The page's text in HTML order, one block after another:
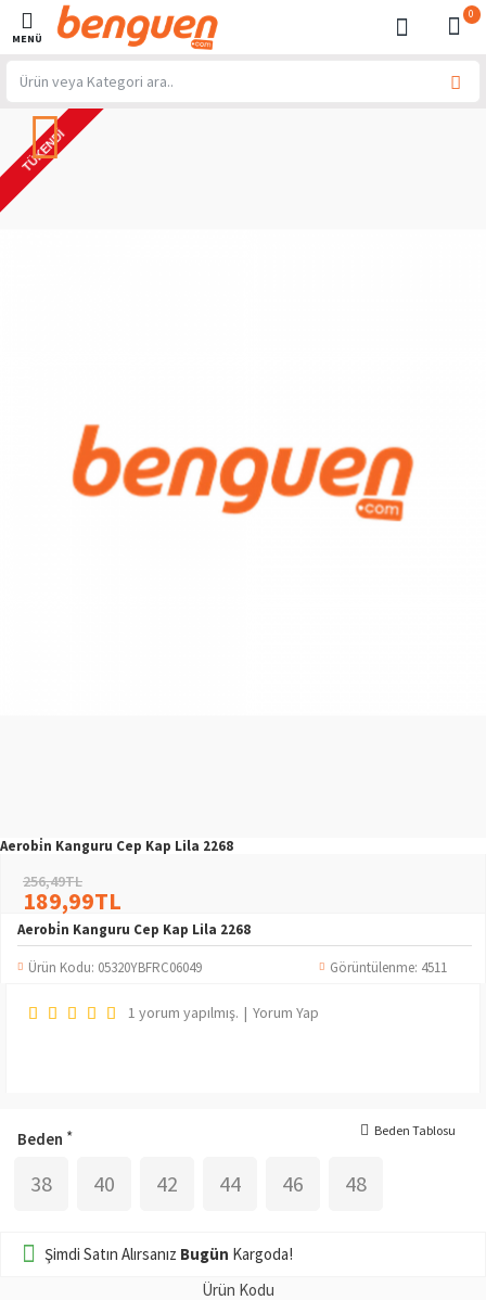
0
TÜKENDI
Aerobi̇n Kanguru Cep Kap Lila 2268
Aerobi̇n Kanguru Cep Kap Lila 2268
Ürün Kodu: 05320YBFRC06049 Görüntülenme: 4511
1 yorum yapılmış. | Yorum Yap
189,99TL
256,49TL
Beden
38 40 42 44 46 48
Beden Tablosu
Şimdi Satın Alırsanız Bugün Kargoda!
Ürün Kodu